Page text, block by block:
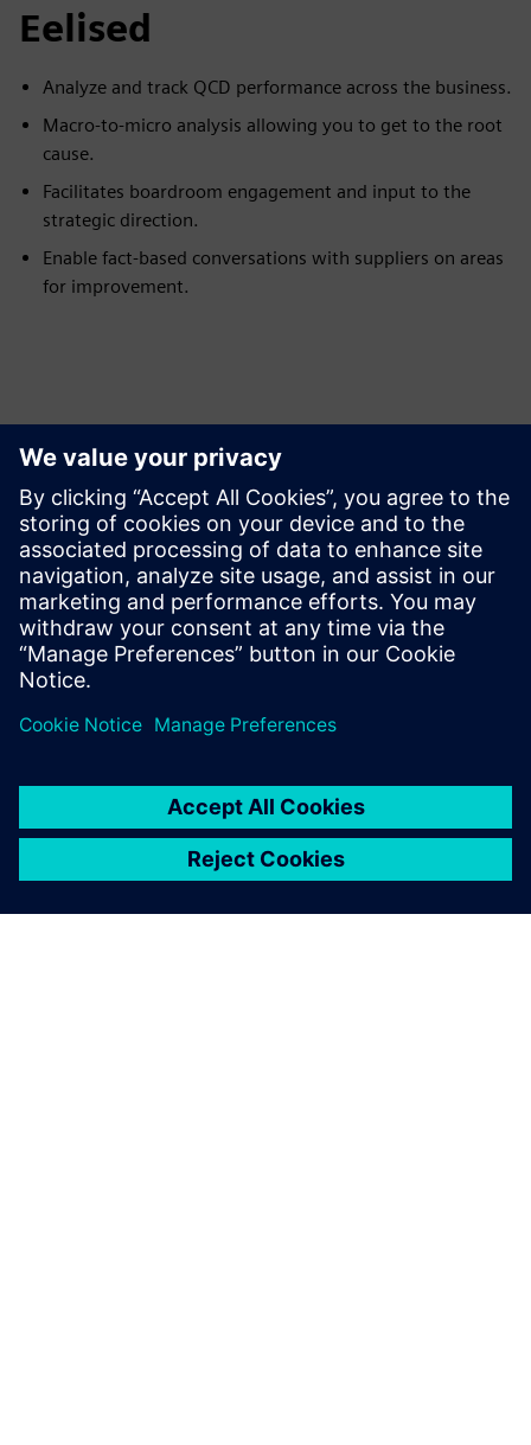
Eelised
Analyze and track QCD performance across the business.
Macro-to-micro analysis allowing you to get to the root
cause.
Facilitates boardroom engagement and input to the
strategic direction.
Enable fact-based conversations with suppliers on areas
for improvement.
Tutvuge Ressursside ja
Sellega Seotud Toodetega
Eeltingimused
none